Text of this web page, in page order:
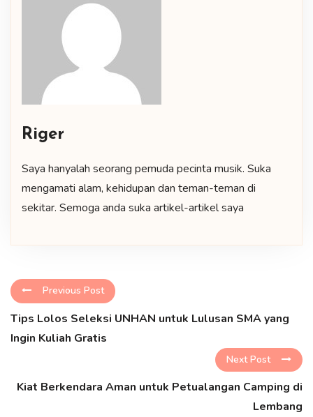
Riger
Saya hanyalah seorang pemuda pecinta musik. Suka
mengamati alam, kehidupan dan teman-teman di
sekitar. Semoga anda suka artikel-artikel saya
Previous Post
Tips Lolos Seleksi UNHAN untuk Lulusan SMA yang
Ingin Kuliah Gratis
Next Post
Kiat Berkendara Aman untuk Petualangan Camping di
Lembang